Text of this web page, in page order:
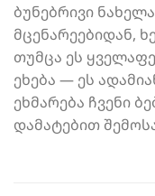
ბუნებრივი
მცენარეებიდან,
თუმცა ეს
ეხება — ეს
ეხმარება ჩვენი
დამატებით